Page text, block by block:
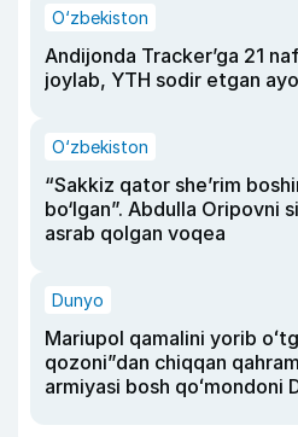
O‘zbekiston
Andijonda Tracker’ga 21
joylab, YTH sodir etgan
O‘zbekiston
“Sakkiz qator she’rim
bo‘lgan”. Abdulla Oripovni
asrab qolgan voqea
Dunyo
Mariupol qamalini yorib
qozoni”dan chiqqan
armiyasi bosh qoʻmondoni